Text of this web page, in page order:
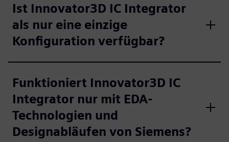
Ist Innovator3D IC Integrator
als nur eine einzige
Konfiguration verfügbar?
Funktioniert Innovator3D IC
Integrator nur mit EDA-
Technologien und
Designabläufen von Siemens?